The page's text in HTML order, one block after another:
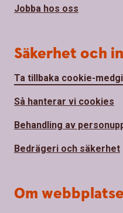
Jobba hos oss
Säkerhet och
Ta tillbaka cookie-
Så hanterar vi cookies
Behandling av
Bedrägeri och säkerhet
Om